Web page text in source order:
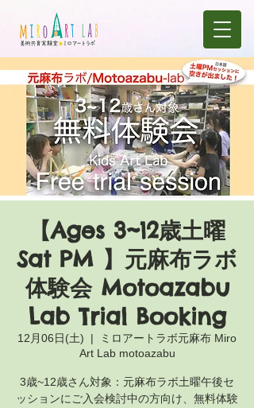
【Ages 3~12歳土曜
Sat PM 】元麻布ラボ
体験会 Motoazabu
Lab Trial Booking
12月06日(土)
  |
ミロアートラボ元麻布 Miro
Art Lab motoazabu
3歳~12歳さん対象：元麻布ラボ土曜午後セ
ッションにご入会検討中の方向け、無料体験